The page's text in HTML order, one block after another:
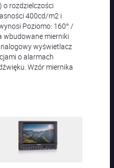
o rozdzielczości
400cd/m2 i
Poziomo: 160° /
wbudowane mierniki
wyświetlacz
o alarmach
Wzór miernika